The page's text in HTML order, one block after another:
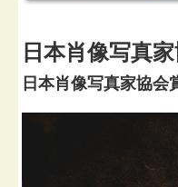
第
日本肖像写真
日本肖像写真家協会